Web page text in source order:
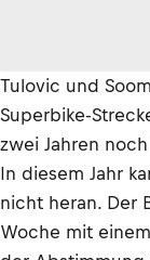
Tulovic und
Superbike-
zwei Jahren
In diesem Jahr
nicht heran. Der
Woche mit